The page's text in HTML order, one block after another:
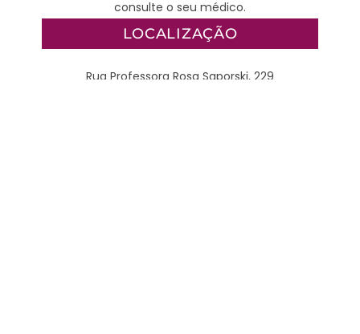
consulte o seu médico.
LOCALIZAÇÃO
Rua Professora Rosa Saporski, 229